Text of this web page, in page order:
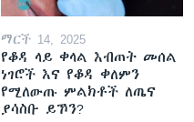
ማርች 14, 2025
የቆዳ ላይ ቀላል እብጠት መሰል
ነገሮች እና የቆዳ ቀለምን
የሚለውጡ ምልክቶች ለጤና
ያሳስቡ ይኾን?